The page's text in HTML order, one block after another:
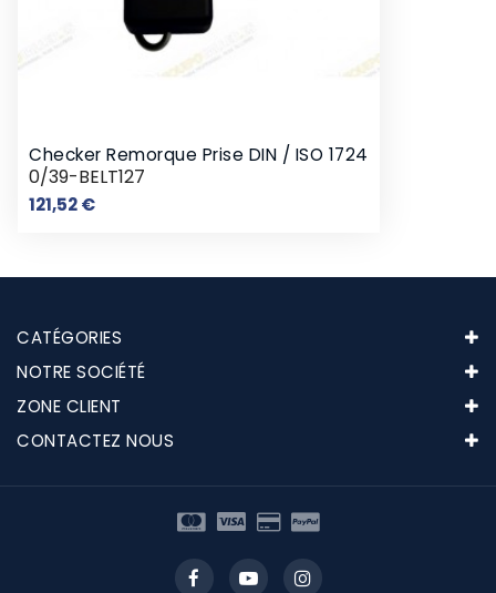
Checker Remorque Prise DIN / ISO 1724
0/39-BELT127
121,52 €Prix
CATÉGORIES
NOTRE SOCIÉTÉ
ZONE CLIENT
CONTACTEZ NOUS